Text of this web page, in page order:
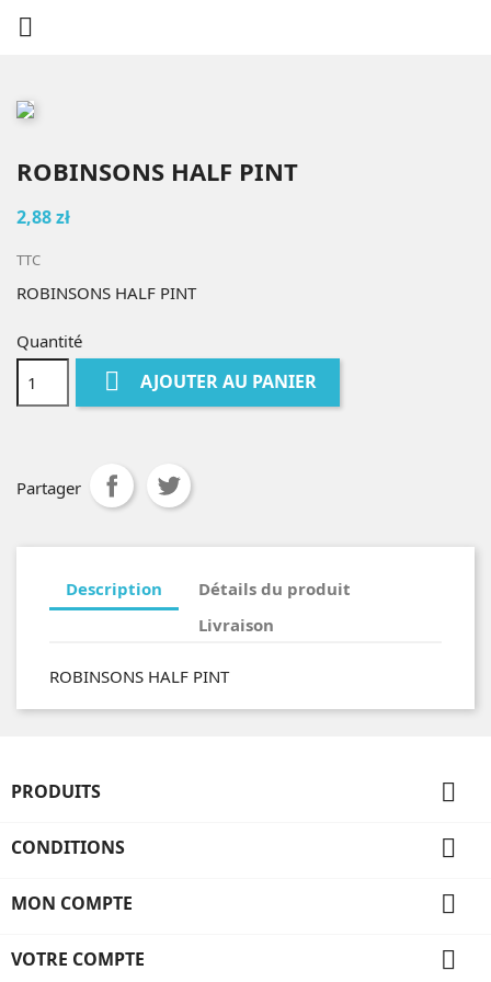

ROBINSONS HALF PINT
2,88 zł
TTC
ROBINSONS HALF PINT
Quantité
 AJOUTER AU PANIER
Partager
Description
Détails du produit
Livraison
ROBINSONS HALF PINT
PRODUITS 
CONDITIONS 
MON COMPTE 
VOTRE COMPTE 